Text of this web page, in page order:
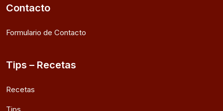
Contacto
Formulario de Contacto
Tips – Recetas
Recetas
Tips